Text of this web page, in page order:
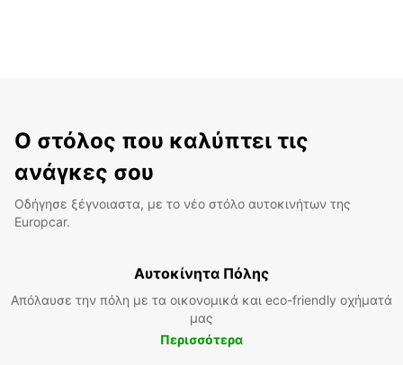
Ο στόλος που καλύπτει τις
ανάγκες σου
Οδήγησε ξέγνοιαστα, με το νέο στόλο αυτοκινήτων της
Europcar.
Αυτοκίνητα Πόλης
Απόλαυσε την πόλη με τα οικονομικά και eco-friendly οχήματά
μας
Περισσότερα